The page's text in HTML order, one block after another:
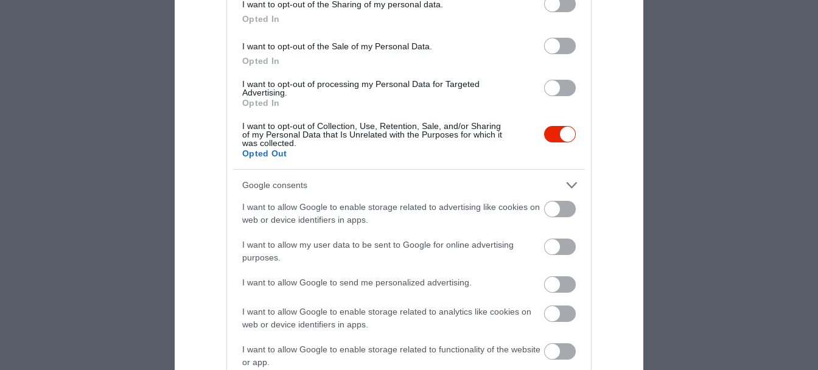
I want to opt-out of the Sharing of my personal data.
Opted In
I want to opt-out of the Sale of my Personal Data.
Opted In
I want to opt-out of processing my Personal Data for Targeted
Advertising.
Opted In
I want to opt-out of Collection, Use, Retention, Sale, and/or Sharing
of my Personal Data that Is Unrelated with the Purposes for which it
was collected.
Opted Out
Google consents
I want to allow Google to enable storage related to advertising like cookies on
web or device identifiers in apps.
I want to allow my user data to be sent to Google for online advertising
purposes.
I want to allow Google to send me personalized advertising.
I want to allow Google to enable storage related to analytics like cookies on
web or device identifiers in apps.
I want to allow Google to enable storage related to functionality of the website
or app.